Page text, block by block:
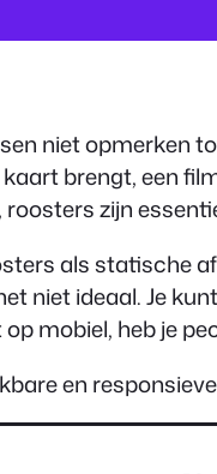
niet opmerken
brengt, een
zijn
als statische
niet ideaal. Je
mobiel, heb je
en